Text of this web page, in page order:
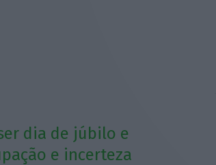
dia de júbilo e
e incerteza